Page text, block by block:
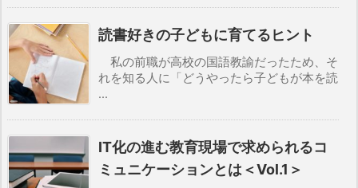
読書好きの子どもに育てるヒント
私の前職が高校の国語教諭だったため、そ
れを知る人に「どうやったら子どもが本を読
...
IT化の進む教育現場で求められるコ
ミュニケーションとは＜Vol.1＞